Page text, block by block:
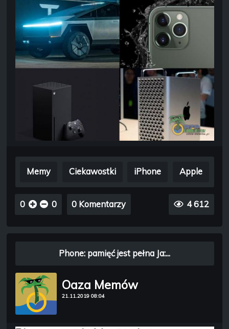
Memy Ciekawostki iPhone Apple
0 0 0 Komentarzy 4 612
Oaza Memów
21.11.2019 08:04
Phone: pamięć jest pełna Ja:...